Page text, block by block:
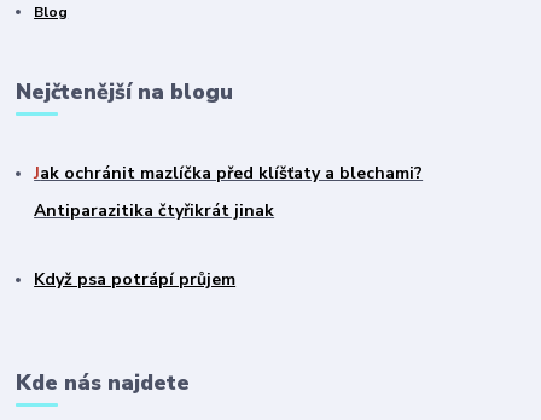
Blog
Nejčtenější na blogu
Jak ochránit mazlíčka před klíšťaty a blechami?
Antiparazitika čtyřikrát jinak
Když psa potrápí průjem
Kde nás najdete